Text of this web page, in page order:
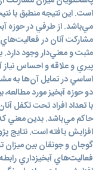
مي‌باشد. از طرفي در حوزه
مشارکت آنان در
مثبت و معني‌دار وجود دارد.
پيري و علاقه و احساس
اساسي در تمايل آن‌ها به
دو حوزه آبخيز مورد
با تعداد افراد تحت تکفل
حاکم مي‌باشد. بدين معني که
افزايش يافته است. نتايج
گوجان و جونقان بين
فعاليت‌هاي آبخيزداري